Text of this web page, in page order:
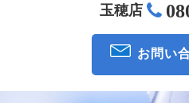
玉穂店
お問い